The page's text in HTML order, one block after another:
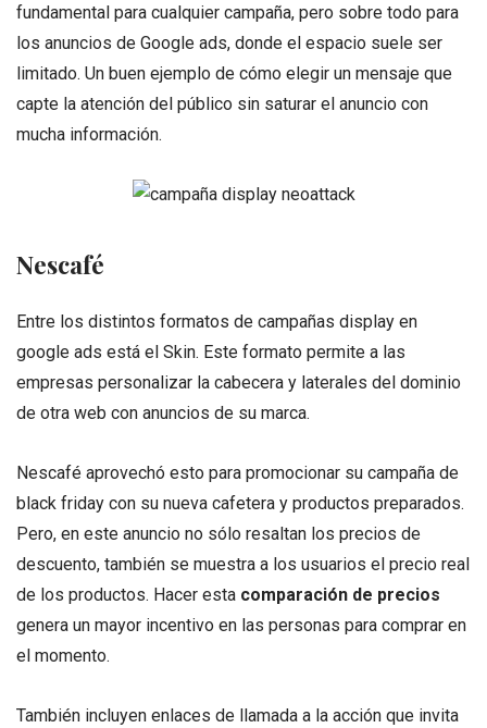
fundamental para cualquier campaña, pero sobre todo para
los anuncios de Google ads, donde el espacio suele ser
limitado. Un buen ejemplo de cómo elegir un mensaje que
capte la atención del público sin saturar el anuncio con
mucha información.
Nescafé
Entre los distintos formatos de campañas display en
google ads está el Skin. Este formato permite a las
empresas personalizar la cabecera y laterales del dominio
de otra web con anuncios de su marca.
Nescafé aprovechó esto para promocionar su campaña de
black friday con su nueva cafetera y productos preparados.
Pero, en este anuncio no sólo resaltan los precios de
descuento, también se muestra a los usuarios el precio real
de los productos. Hacer esta comparación de precios
genera un mayor incentivo en las personas para comprar en
el momento.
También incluyen enlaces de llamada a la acción que invita